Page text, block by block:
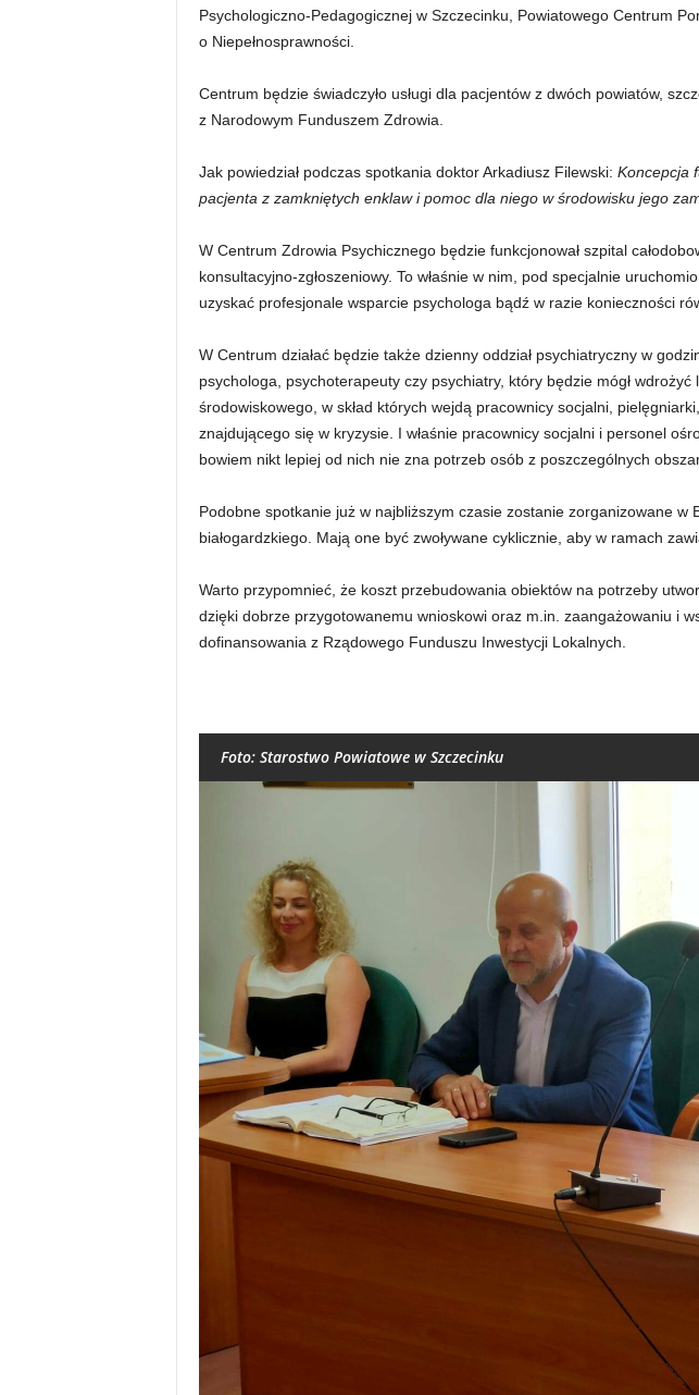
Psychologiczno-Pedagogicznej w Szczecinku, Powiatowego Centrum
o Niepełnosprawności.
Centrum będzie świadczyło usługi dla pacjentów z dwóch powiatów,
z Narodowym Funduszem Zdrowia.
Jak powiedział podczas spotkania doktor Arkadiusz Filewski: Koncepcja
pacjenta z zamkniętych enklaw i pomoc dla niego w środowisku jego
W Centrum Zdrowia Psychicznego będzie funkcjonował szpital
konsultacyjno-zgłoszeniowy. To właśnie w nim, pod specjalnie
uzyskać profesjonale wsparcie psychologa bądź w razie konieczności
W Centrum działać będzie także dzienny oddział psychiatryczny w
psychologa, psychoterapeuty czy psychiatry, który będzie mógł
środowiskowego, w skład których wejdą pracownicy socjalni,
znajdującego się w kryzysie. I właśnie pracownicy socjalni i personel
bowiem nikt lepiej od nich nie zna potrzeb osób z poszczególnych
Podobne spotkanie już w najbliższym czasie zostanie zorganizowane w
białogardzkiego. Mają one być zwoływane cyklicznie, aby w ramach
Warto przypomnieć, że koszt przebudowania obiektów na potrzeby
dzięki dobrze przygotowanemu wnioskowi oraz m.in. zaangażowaniu i
dofinansowania z Rządowego Funduszu Inwestycji Lokalnych.
Foto: Starostwo Powiatowe w Szczecinku